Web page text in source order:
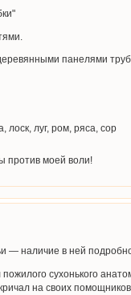
панелями
лоск, луг, ром, ряса, сор
против моей воли!
— наличие в ней
пожилого сухонького
на своих